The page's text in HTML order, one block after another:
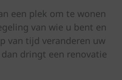
een plek om te wonen
van wie u bent en
van tijd veranderen uw
dringt een renovatie